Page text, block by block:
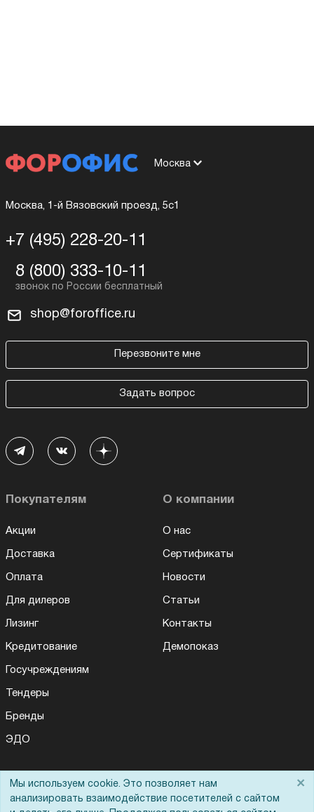
Москва
Москва, 1-й Вязовский проезд, 5с1
+7 (495) 228-20-11
8 (800) 333-10-11
shop@foroffice.ru
Перезвоните мне
Задать вопрос
Покупателям
Акции
Доставка
Оплата
Для дилеров
Лизинг
Кредитование
Госучреждениям
Тендеры
Бренды
ЭДО
О компании
О нас
Сертификаты
Новости
Статьи
Контакты
Демопоказ
Мы используем cookie. Это позволяет нам
анализировать взаимодействие посетителей с сайтом
×